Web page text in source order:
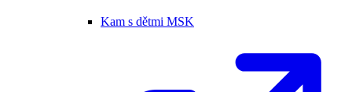
Kam s dětmi MSK